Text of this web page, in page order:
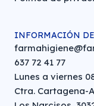
INFORMACIÓN
637 72 41 77
Lunes a viernes
Ctra. Cartagena-